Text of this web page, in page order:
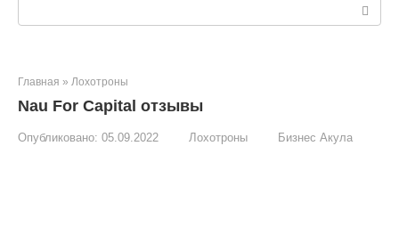
Главная » Лохотроны
Nau For Capital отзывы
Опубликовано: 05.09.2022 Лохотроны Бизнес Акула